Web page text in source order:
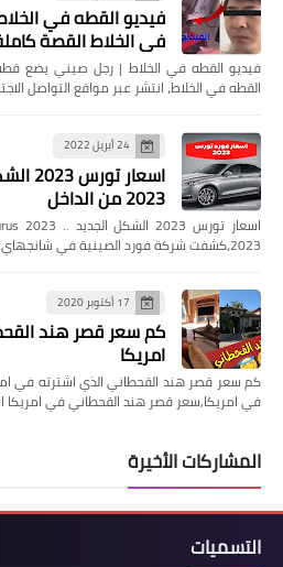
فيديو القطه في
في الخلاط القصة
فيديو القطه في الخلاط | رجل صيني يضع
القطه في الخلاط، انتشر عبر مواقع التواصل
24 أبريل 2022
2023 من الداخل
2023،كشفت شركة فورد الصينية في شانجهاي عن طراز …
17 أكتوبر 2020
كم سعر قصر هند
امريكا
كم سعر قصر هند القحطاني الذي اشترته في
في امريكا,سعر قصر هند القحطاني في امريكا
المشاركات الأخيرة
التسميات